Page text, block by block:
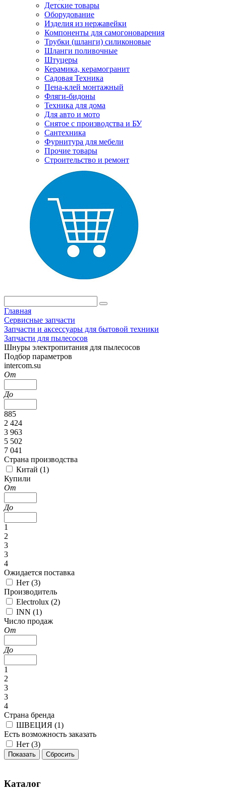
Детские товары
Оборудование
Изделия из нержавейки
Компоненты для самогоноварения
Трубки (шланги) силиконовые
Шланги поливочные
Штуцеры
Керамика, керамогранит
Садовая Техника
Пена-клей монтажный
Фляги-бидоны
Техника для дома
Для авто и мото
Снятое с производства и БУ
Сантехника
Фурнитура для мебели
Прочие товары
Строительство и ремонт
Главная
Сервисные запчасти
Запчасти и аксессуары для бытовой техники
Запчасти для пылесосов
Шнуры электропитания для пылесосов
Подбор параметров
intercom.su
От
До
885
2 424
3 963
5 502
7 041
Страна производства
Китай (1)
Купили
От
До
1
2
3
3
4
Ожидается поставка
Нет (3)
Производитель
Electrolux (2)
INN (1)
Число продаж
От
До
1
2
3
3
4
Страна бренда
ШВЕЦИЯ (1)
Есть возможность заказать
Нет (3)
Каталог